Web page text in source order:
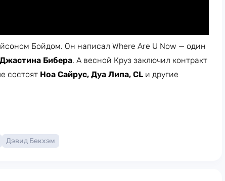
Бойдом. Он написал Where Are U Now — один
Джастина Бибера. А весной Круз заключил контракт
состоят Ноа Сайрус, Дуа Липа, CLи другие
Дэвид Бекхэм